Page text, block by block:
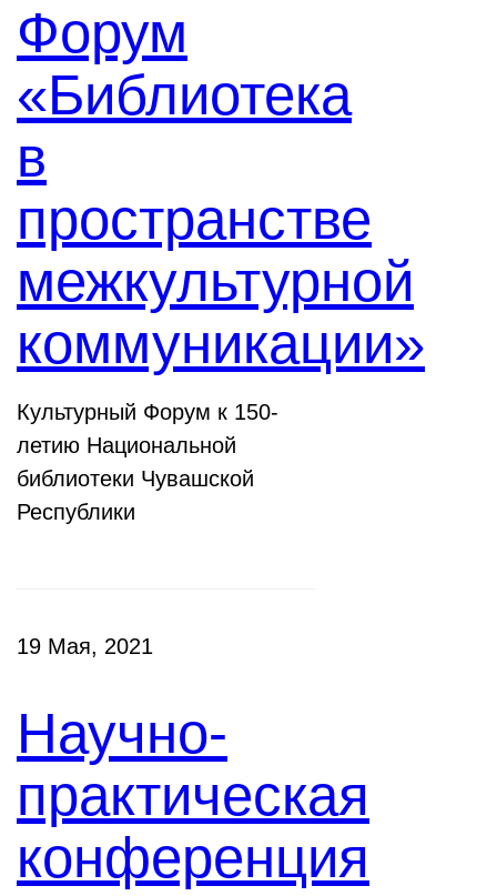
Форум
«Библиотека
в
пространстве
межкультурной
коммуникации»
Культурный Форум к 150-
летию Национальной
библиотеки Чувашской
Республики
19 Мая, 2021
Научно-
практическая
конференция